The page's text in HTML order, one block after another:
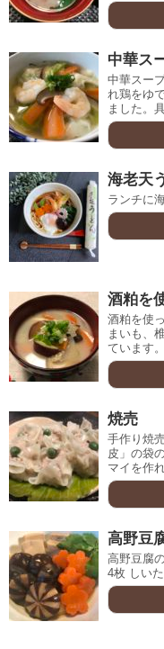
中華ス
中華スー
れ鶏をゆ
ました。
海老天
ランチに
酒粕を
酒粕を使
まいも、
ています
焼売
手作り焼
皮」の袋
マイを作
高野豆
高野豆腐
4枚 しい